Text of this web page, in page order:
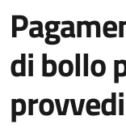
di bollo